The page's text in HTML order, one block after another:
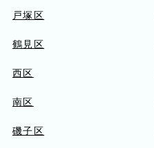
戸塚区
鶴見区
西区
南区
磯子区